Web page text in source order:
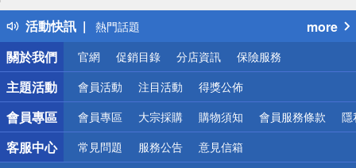
活動快訊
得獎公告
熱門話題
銀行優惠
偏遠地區配送
詐騙網頁！請小心！
more
關於我們
官網 促銷目錄 分店資訊 保險服務
主題活動 會員活動 注目活動 得獎公佈
會員專區 會員專區 大宗採購 購物須知 會員服務條款 隱
客服中心 常見問題 服務公告 意見信箱